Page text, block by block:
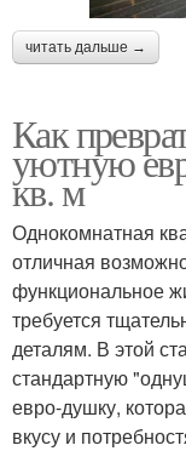
читать дальше →
Как
уютную
кв. м
Однокомнатная
отличная
функциональное
требуется
деталям. В этой
стандартную
евро-душку,
вкусу и